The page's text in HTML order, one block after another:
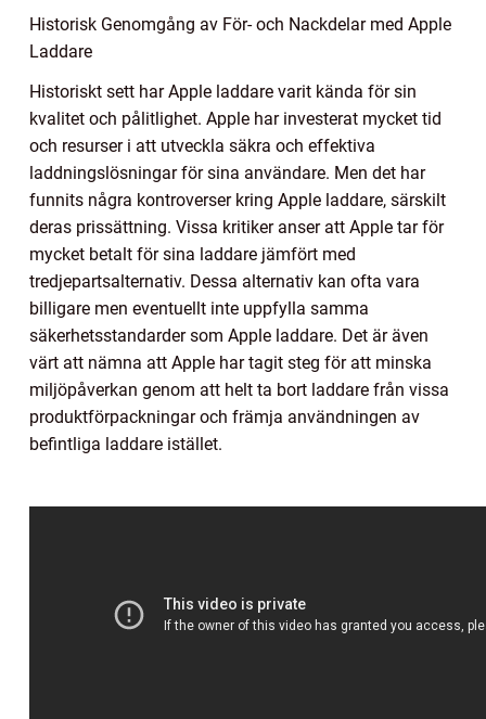
Historisk Genomgång av För- och Nackdelar med Apple
Laddare
Historiskt sett har Apple laddare varit kända för sin
kvalitet och pålitlighet. Apple har investerat mycket tid
och resurser i att utveckla säkra och effektiva
laddningslösningar för sina användare. Men det har
funnits några kontroverser kring Apple laddare, särskilt
deras prissättning. Vissa kritiker anser att Apple tar för
mycket betalt för sina laddare jämfört med
tredjepartsalternativ. Dessa alternativ kan ofta vara
billigare men eventuellt inte uppfylla samma
säkerhetsstandarder som Apple laddare. Det är även
värt att nämna att Apple har tagit steg för att minska
miljöpåverkan genom att helt ta bort laddare från vissa
produktförpackningar och främja användningen av
befintliga laddare istället.